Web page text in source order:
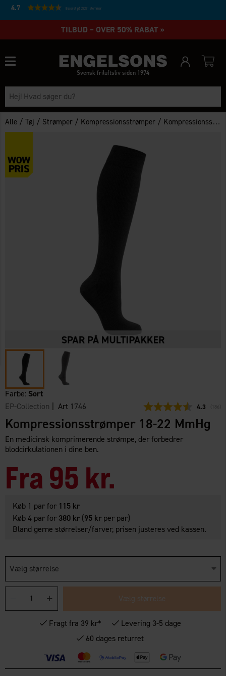
4.7 Baseret på 27231 stemmer
TILBUD – OVER 50% RABAT »
Svensk friluftsliv siden 1974
Alle /Tøj / Strømper / Kompressionsstrømper / Kompressionsstrømper 18-22 mmHg
Farbe: Sort
EP-Collection
| Art 1746 4.3 186
Kompressionsstrømper 18-22 MmHg
En medicinsk komprimerende strømpe, der forbedrer
blodcirkulationen i dine ben.
Fra 95 kr.
Køb 1 par for 115 kr
Køb 4 par for 380 kr (95 kr per par)
Bland gerne størrelser/farver, prisen justeres ved kassen.
Vælg størrelse
Vælg størrelse
Fragt fra 39 kr*
Levering 3-5 dage
60 dages returret